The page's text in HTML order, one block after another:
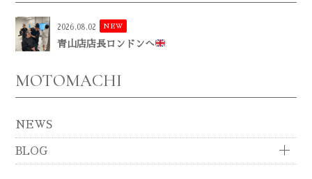
2026.08.02 NEW
青山店店長ロンドンへ
MOTOMACHI
NEWS
BLOG